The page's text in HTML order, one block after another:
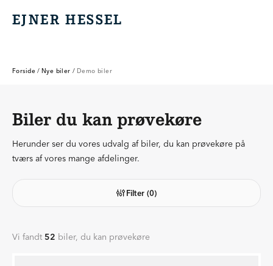
EJNER HESSEL
EJNER HESSEL
Forside / Nye biler / Demo biler
Biler du kan prøvekøre
Herunder ser du vores udvalg af biler, du kan prøvekøre på
tværs af vores mange afdelinger.
Filter (0)
Vi fandt 52 biler, du kan prøvekøre